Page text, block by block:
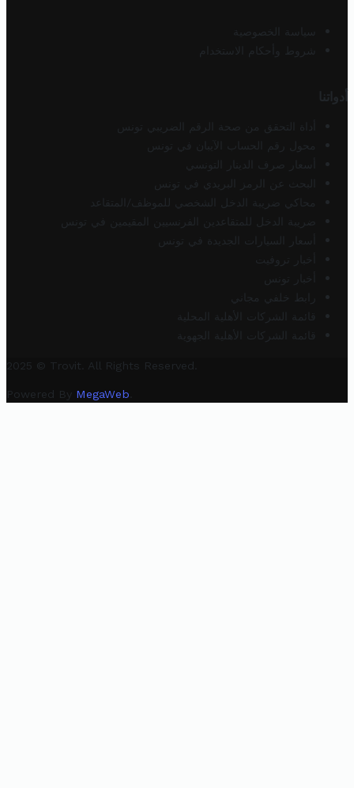
سياسة الخصوصية
شروط وأحكام الاستخدام
أدواتنا
أداة التحقق من صحة الرقم الضريبي تونس
محول رقم الحساب الآيبان في تونس
أسعار صرف الدينار التونسي
البحث عن الرمز البريدي في تونس
محاكي ضريبة الدخل الشخصي للموظف/المتقاعد
ضريبة الدخل للمتقاعدين الفرنسيين المقيمين في تونس
أسعار السيارات الجديدة في تونس
أخبار تروفيت
أخبار تونس
رابط خلفي مجاني
قائمة الشركات الأهلية المحلية
قائمة الشركات الأهلية الجهوية
2025 © Trovit. All Rights Reserved.
Powered By MegaWeb